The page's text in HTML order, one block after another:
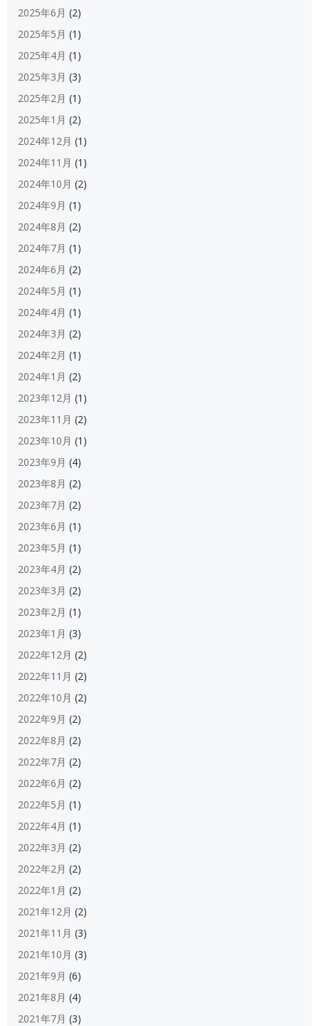
2025年6月 (2)
2025年5月 (1)
2025年4月 (1)
2025年3月 (3)
2025年2月 (1)
2025年1月 (2)
2024年12月 (1)
2024年11月 (1)
2024年10月 (2)
2024年9月 (1)
2024年8月 (2)
2024年7月 (1)
2024年6月 (2)
2024年5月 (1)
2024年4月 (1)
2024年3月 (2)
2024年2月 (1)
2024年1月 (2)
2023年12月 (1)
2023年11月 (2)
2023年10月 (1)
2023年9月 (4)
2023年8月 (2)
2023年7月 (2)
2023年6月 (1)
2023年5月 (1)
2023年4月 (2)
2023年3月 (2)
2023年2月 (1)
2023年1月 (3)
2022年12月 (2)
2022年11月 (2)
2022年10月 (2)
2022年9月 (2)
2022年8月 (2)
2022年7月 (2)
2022年6月 (2)
2022年5月 (1)
2022年4月 (1)
2022年3月 (2)
2022年2月 (2)
2022年1月 (2)
2021年12月 (2)
2021年11月 (3)
2021年10月 (3)
2021年9月 (6)
2021年8月 (4)
2021年7月 (3)